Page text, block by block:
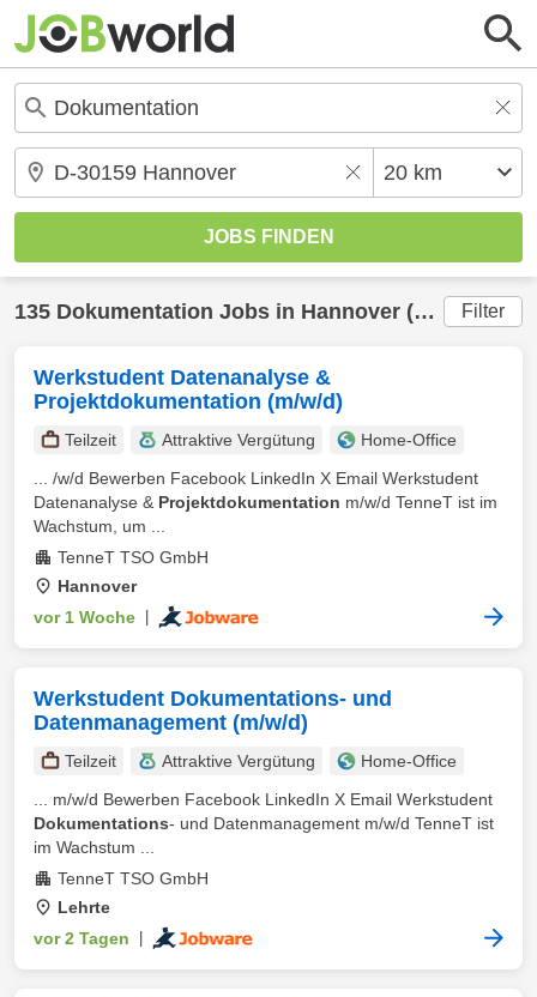
135 Dokumentation Jobs in Hannover (20 km) gefunden Filter
Werkstudent Datenanalyse &
Projektdokumentation (m/w/d)
Teilzeit Attraktive Vergütung
Home-Office
... /w/d Bewerben Facebook LinkedIn X Email Werkstudent
Datenanalyse & Projektdokumentation m/w/d TenneT ist im
Wachstum, um ...
TenneT TSO GmbH
Hannover
vor 1 Woche
Werkstudent Dokumentations- und
Datenmanagement (m/w/d)
Teilzeit Attraktive Vergütung
Home-Office
... m/w/d Bewerben Facebook LinkedIn X Email Werkstudent
Dokumentations- und Datenmanagement m/w/d TenneT ist
im Wachstum ...
TenneT TSO GmbH
Lehrte
vor 2 Tagen